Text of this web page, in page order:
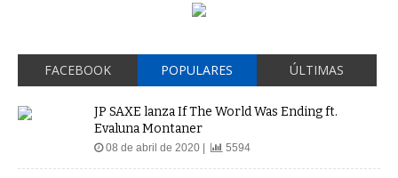
FACEBOOK POPULARES ÚLTIMAS
JP SAXE lanza If The World Was Ending ft.
Evaluna Montaner
08 de abril de 2020 | 5594